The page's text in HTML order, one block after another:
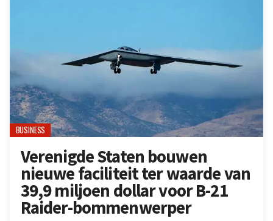
BUSINESS
Verenigde Staten bouwen
nieuwe faciliteit ter waarde van
39,9 miljoen dollar voor B-21
Raider-bommenwerper